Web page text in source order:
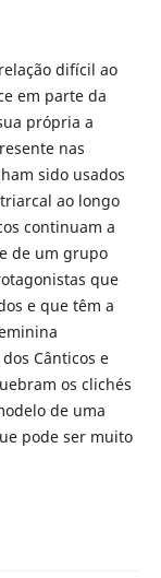
difícil ao
em parte da
própria a
nas
sido usados
ao longo
continuam a
de um grupo
que
e que têm a
Cânticos e
os clichés
de uma
pode ser muito